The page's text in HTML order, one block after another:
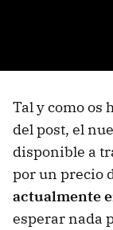
Tal y como os
del post, el
disponible a
por un precio
actualmente
esperar nada